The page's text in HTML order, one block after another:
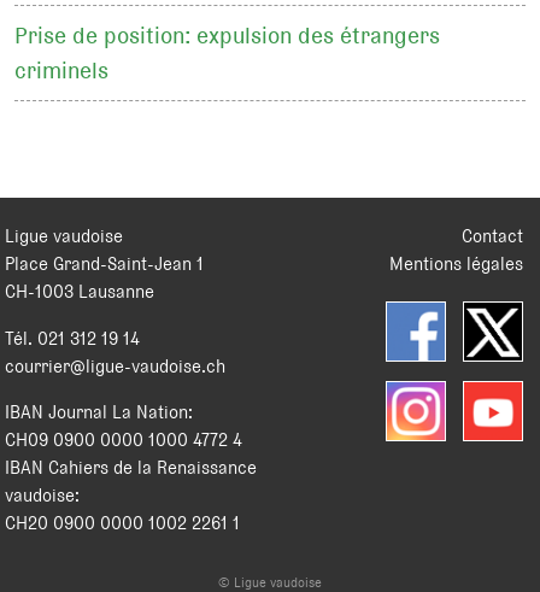
Prise de position: expulsion des étrangers
criminels
Contact
Mentions légales
Ligue vaudoise
Place Grand-Saint-Jean 1
CH-1003 Lausanne
Tél. 021 312 19 14
courrier@ligue-vaudoise.ch
IBAN Journal La Nation:
CH09 0900 0000 1000 4772 4
IBAN Cahiers de la Renaissance
vaudoise:
CH20 0900 0000 1002 2261 1
© Ligue vaudoise